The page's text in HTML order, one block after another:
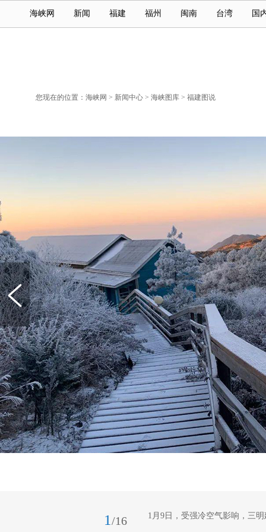
海峡网 新闻 福建 福州 闽南 台湾 国
您现在的位置： 海峡网 > 新闻中心 > 海峡图库 > 福建图说
1 /16 1月9日，受强冷空气影响，三